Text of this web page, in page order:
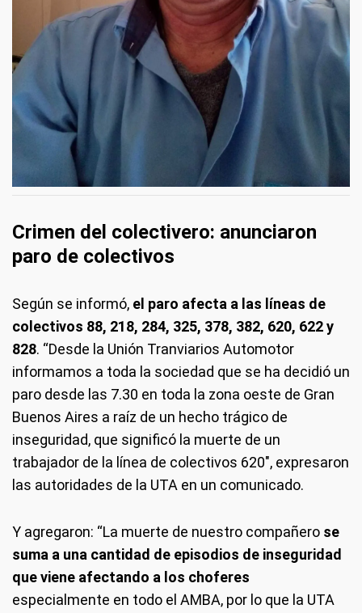
Crimen del colectivero: anunciaron
paro de colectivos
Según se informó, el paro afecta a las líneas de
colectivos 88, 218, 284, 325, 378, 382, 620, 622 y
828. “Desde la Unión Tranviarios Automotor
informamos a toda la sociedad que se ha decidió un
paro desde las 7.30 en toda la zona oeste de Gran
Buenos Aires a raíz de un hecho trágico de
inseguridad, que significó la muerte de un
trabajador de la línea de colectivos 620″, expresaron
las autoridades de la UTA en un comunicado.
Y agregaron: “La muerte de nuestro compañero se
suma a una cantidad de episodios de inseguridad
que viene afectando a los choferes
especialmente en todo el AMBA, por lo que la UTA